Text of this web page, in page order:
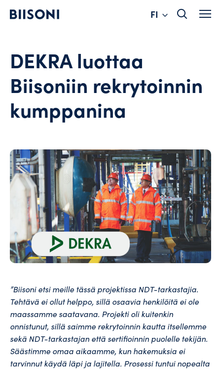
sisältöön
Change
FI
DEKRA luottaa
Biisoniin rekrytoinnin
kumppanina
”Biisoni etsi meille tässä projektissa NDT-tarkastajia.
Tehtävä ei ollut helppo, sillä osaavia henkilöitä ei ole
maassamme saatavana. Projekti oli kuitenkin
onnistunut, sillä saimme rekrytoinnin kautta itsellemme
sekä NDT-tarkastajan että sertifioinnin puolelle tekijän.
Säästimme omaa aikaamme, kun hakemuksia ei
tarvinnut käydä läpi ja lajitella. Prosessi tuntui nopealta